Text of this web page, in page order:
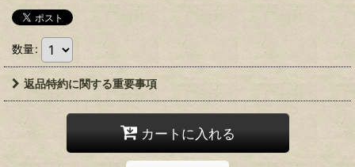
数量:
返品特約に関する重要事項
カートに入れる